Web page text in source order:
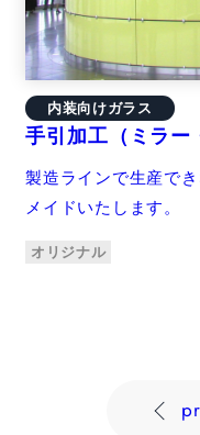
手引加工（ミラー
内装向けガラス
製造ラインで生産で
メイドいたします。
オリジナル